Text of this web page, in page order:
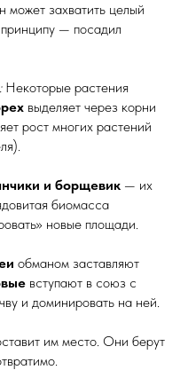
может захватить целый
— посадил
Некоторые растения
выделяет через корни
рост многих растений
и борщевик — их
биомасса
новые площади.
обманом заставляют
вступают в союз с
и доминировать на ней.
им место. Они берут